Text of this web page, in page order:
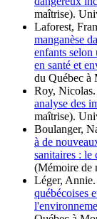
maîtrise).
Laforest,
manganèse
enfants selon
en santé et
du Québec à
Roy,
analyse des
maîtrise).
Boulanger,
à de
sanitaires : le
(Mémoire de
Léger,
québécoises